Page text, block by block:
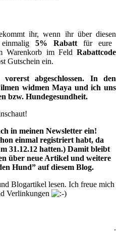
ihr, wenn ihr über diesen
5% Rabatt für eure
Warenkorb im Feld Rabattcode
Gutschein ein.
abgeschlossen. In den
widmen Maya und ich uns
bzw. Hundegesundheit.
in meinen Newsletter ein!
einmal registriert habt, da
31.12.12 hatten.) Damit bleibt
über neue Artikel und weitere
Hund” auf diesem Blog.
Blogartikel lesen. Ich freue mich
Verlinkungen
.